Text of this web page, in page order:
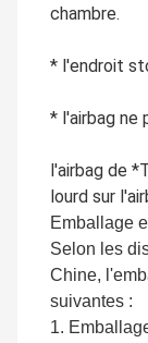
chambre.
* l'endroit
* l'airbag ne
l'airbag de
lourd sur
Emballage
Selon les
Chine,
suivantes :
1.